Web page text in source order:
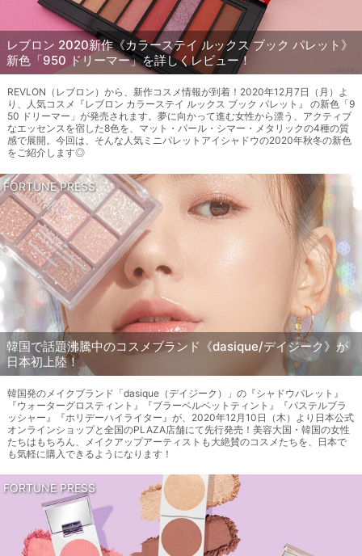
レブロン 2020新作《カラーステイ ルックス ブック パレット》
新色「950 ドリーマー」を詳しくレビュー！
REVLON（レブロン）から、新作コスメ情報が到着！2020年12月7日（月）よ
り、人気コスメ『レブロン カラーステイ ルックス ブック パレット』 の新色「9
50 ドリーマー」が発売されます。夢に向かって進む女性から漂う、アクティブ
なエッセンスを宿した8色を、マット・パール・シマー・メタリックの4種の質
感で展開。今回は、そんな人気ミニパレットアイシャドウの2020年秋冬の新色
をご紹介します◎
FORTUNE PRESS
韓国で話題沸騰中のコスメブランド《dasique/デイジーク》が
日本初上陸！
韓国発のメイクブランド「dasique（デイジーク）」の『シャドウパレット』
『ウォーターグロスティント』『ブラーベルベットティント』『パステルブラ
ッシャー』『ホリデーハイライター』が、2020年12月10日（木）より日本公式
オンラインショップと全国のPLAZA店舗にて先行発売！美容大国・韓国の女性
たちはもちろん、メイクアップアーティストも大絶賛のコスメたちを、日本で
も気軽に購入できるようになります！
FORTUNE PRESS